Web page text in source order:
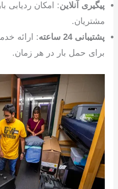
پیگیری آنلاین: امکان ردیابی
مشتریان.
پشتیبانی 24 ساعته
: ارائه
برای حمل بار در هر زمان.